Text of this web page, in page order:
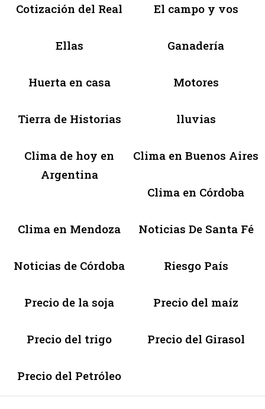
Cotización del Real El campo y vos
Ellas Ganadería
Huerta en casa Motores
Tierra de Historias lluvias
Clima de hoy en
Argentina
Clima en Buenos Aires
Clima en Córdoba
Clima en Mendoza Noticias De Santa Fé
Noticias de Córdoba Riesgo País
Precio de la soja Precio del maíz
Precio del trigo Precio del Girasol
Precio del Petróleo